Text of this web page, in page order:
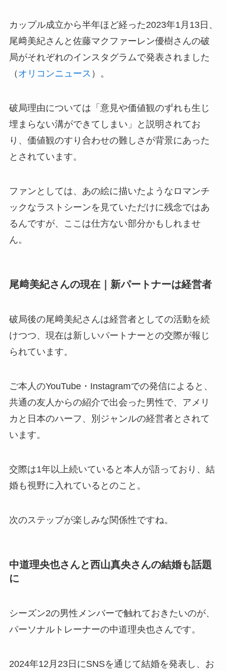
カップル成立から半年ほど経った2023年1月13日、
尾﨑美紀さんと佐藤マクファーレン優樹さんの破
局がそれぞれのインスタグラムで発表されました
（ オリコンニュース ）。
破局理由については「意見や価値観のずれも生じ
埋まらない溝ができてしまい」と説明されてお
り、価値観のすり合わせの難しさが背景にあった
とされています。
ファンとしては、あの絵に描いたようなロマンチ
ックなラストシーンを見ていただけに残念ではあ
るんですが、ここは仕方ない部分かもしれませ
ん。
尾﨑美紀さんの現在｜新パートナーは経営者
破局後の尾﨑美紀さんは経営者としての活動を続
けつつ、現在は新しいパートナーとの交際が報じ
られています。
ご本人のYouTube・Instagramでの発信によると、
共通の友人からの紹介で出会った男性で、アメリ
カと日本のハーフ、別ジャンルの経営者とされて
います。
交際は1年以上続いていると本人が語っており、結
婚も視野に入れているとのこと。
次のステップが楽しみな関係性ですね。
中道理央也さんと西山真央さんの結婚も話題
に
シーズン2の男性メンバーで触れておきたいのが、
パーソナルトレーナーの中道理央也さんです。
2024年12月23日にSNSを通じて結婚を発表し、お